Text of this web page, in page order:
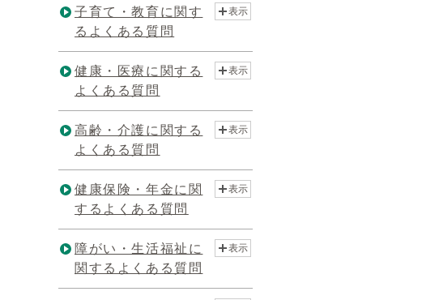
子育て・教育に関す
るよくある質問
表示
健康・医療に関する
よくある質問
表示
高齢・介護に関する
よくある質問
表示
健康保険・年金に関
するよくある質問
表示
障がい・生活福祉に
関するよくある質問
表示